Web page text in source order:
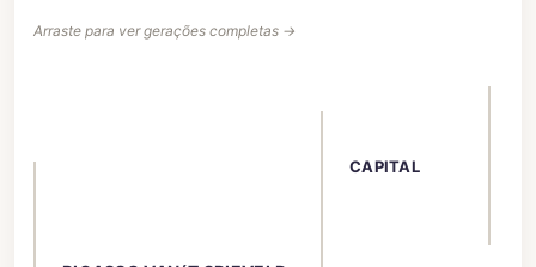
Arraste para ver gerações completas →
CAPITAL